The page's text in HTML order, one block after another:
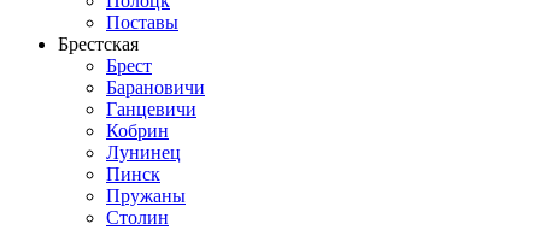
Поставы
Брестская
Брест
Барановичи
Ганцевичи
Кобрин
Лунинец
Пинск
Пружаны
Столин